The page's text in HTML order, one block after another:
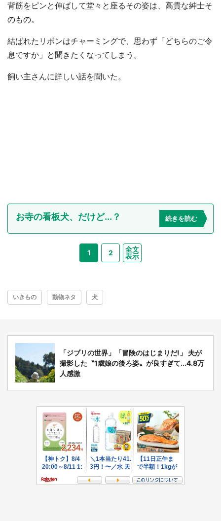
背筋をピンと伸ばして堂々と座るその姿は、高貴な紳士そ
のもの。
結ばれたリボンはチャーミングで、思わず「どちらのご令
息ですか」と聞きたくなってしまう。
飼い主さんに詳しい話を聞いた。
お寺の看板犬、だけど...？ 続きを読む
1 2
全文
表示
いきもの 動物ネタ 犬
「ジブリの世界」「冒険のはじまりだ!」 夫が
撮影した〝1歳娘の後ろ姿〟が良すぎて...4.8万
人感激